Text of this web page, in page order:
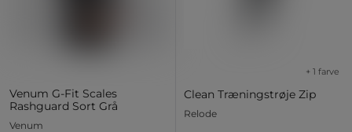
Venum G-Fit Scales
Rashguard Sort Grå
Venum
Clean Træningstrøje Zip
+ 1 farve
Relode